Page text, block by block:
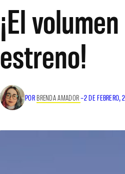
¡El
estreno!
POR BRENDA AMADOR–2 DE FEBRERO,